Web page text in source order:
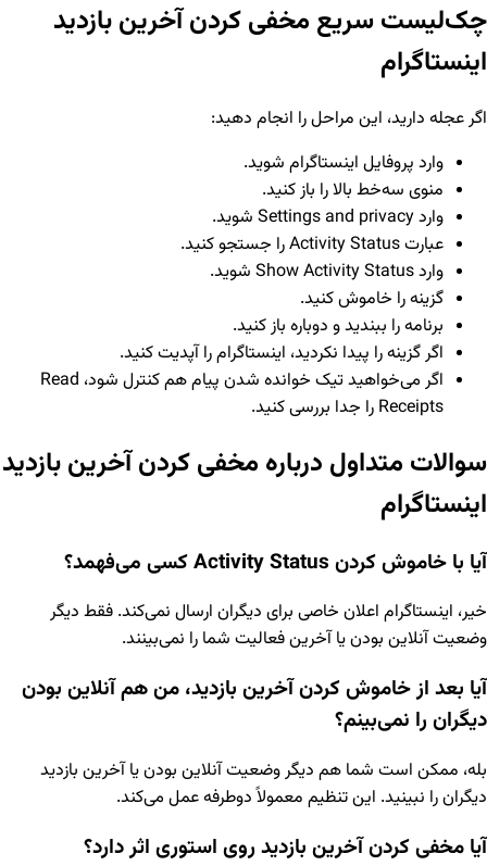
چک‌لیست سریع مخفی کردن آخرین بازدید
اینستاگرام
اگر عجله دارید، این مراحل را انجام دهید:
وارد پروفایل اینستاگرام شوید.
منوی سه‌خط بالا را باز کنید.
وارد Settings and privacy شوید.
عبارت Activity Status را جستجو کنید.
وارد Show Activity Status شوید.
گزینه را خاموش کنید.
برنامه را ببندید و دوباره باز کنید.
اگر گزینه را پیدا نکردید، اینستاگرام را آپدیت کنید.
اگر می‌خواهید تیک خوانده شدن پیام هم کنترل شود، Read
Receipts را جدا بررسی کنید.
سوالات متداول درباره مخفی کردن آخرین بازدید
اینستاگرام
آیا با خاموش کردن Activity Status کسی می‌فهمد؟
خیر، اینستاگرام اعلان خاصی برای دیگران ارسال نمی‌کند. فقط دیگر
وضعیت آنلاین بودن یا آخرین فعالیت شما را نمی‌بینند.
آیا بعد از خاموش کردن آخرین بازدید، من هم آنلاین بودن
دیگران را نمی‌بینم؟
بله، ممکن است شما هم دیگر وضعیت آنلاین بودن یا آخرین بازدید
دیگران را نبینید. این تنظیم معمولاً دوطرفه عمل می‌کند.
آیا مخفی کردن آخرین بازدید روی استوری اثر دارد؟